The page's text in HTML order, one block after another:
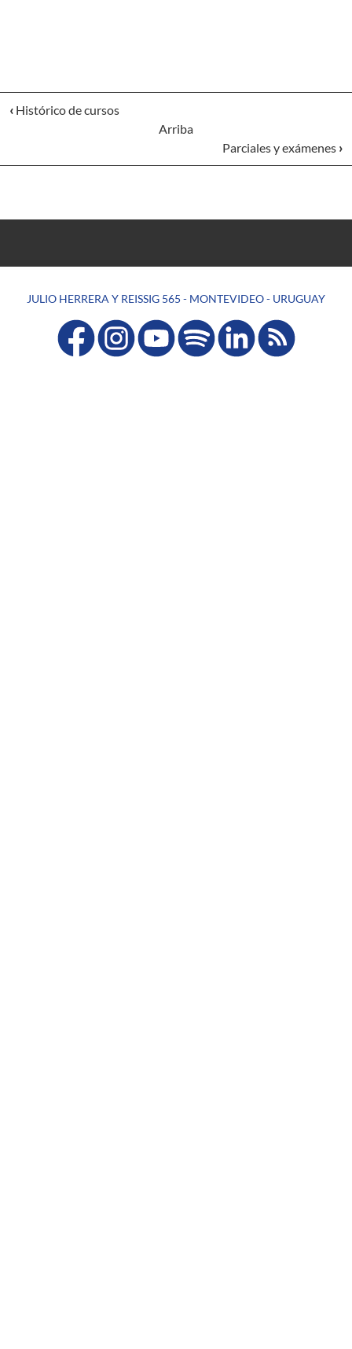
‹ Histórico de cursos
Arriba
Parciales y exámenes ›
JULIO HERRERA Y REISSIG 565 - MONTEVIDEO - URUGUAY